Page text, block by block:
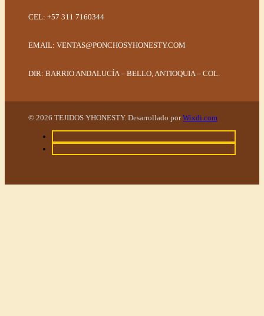
CEL: +57 311 7160344
EMAIL: VENTAS@PONCHOSYHONESTY.COM
DIR: BARRIO ANDALUCÍA – BELLO, ANTIOQUIA – COL.
© 2026 TEJIDOS YHONESTY. Desarrollado porWixdi.com